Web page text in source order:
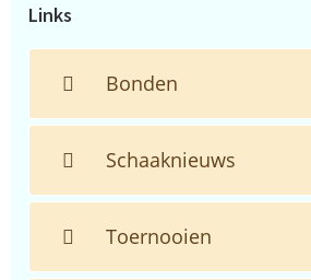
Links
Bonden
Schaaknieuws
Toernooien